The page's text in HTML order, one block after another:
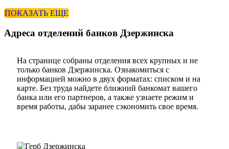
ПОКАЗАТЬ ЕЩЕ
Адреса отделений банков Дзержинска
На странице собраны отделения всех крупных и не
только банков Дзержинска. Ознакомиться с
информацией можно в двух форматах: списком и на
карте. Без труда найдете ближний банкомат вашего
банка или его партнеров, а также узнаете режим и
время работы, дабы заранее сэкономить свое время.